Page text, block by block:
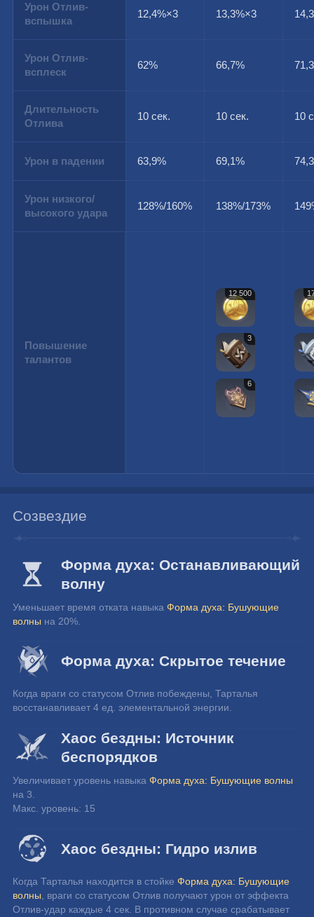
Урон Отлив-
вспышка
12,4%×3 13,3%×3
Урон Отлив-
всплеск
62% 66,7%
Длительность
Отлива
10 сек. 10 сек. 10
Урон в падении 63,9% 69,1%
Урон низкого/
высокого удара
128%/160% 138%/173%
Повышение
талантов
12 500
3
6
Созвездие
Форма духа: Останавливающий
волну
Уменьшает время отката навыка Форма духа: Бушующие
волны на 20%.
Форма духа: Скрытое течение
Когда враги со статусом Отлив побеждены, Тарталья
восстанавливает 4 ед. элементальной энергии.
Хаос бездны: Источник
беспорядков
Увеличивает уровень навыка Форма духа: Бушующие волны
на 3.
Макс. уровень: 15
Хаос бездны: Гидро излив
Когда Тарталья находится в стойке Форма духа: Бушующие
волны , враги со статусом Отлив получают урон от эффекта
Отлив-удар каждые 4 сек. В противном случае срабатывает